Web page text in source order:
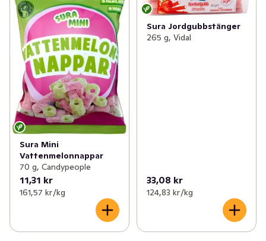
Sura Mini
Vattenmelonnappar
70 g, Candypeople
11,31 kr
161,57 kr /kg
Sura Jordgubbstänger
265 g, Vidal
33,08 kr
124,83 kr /kg